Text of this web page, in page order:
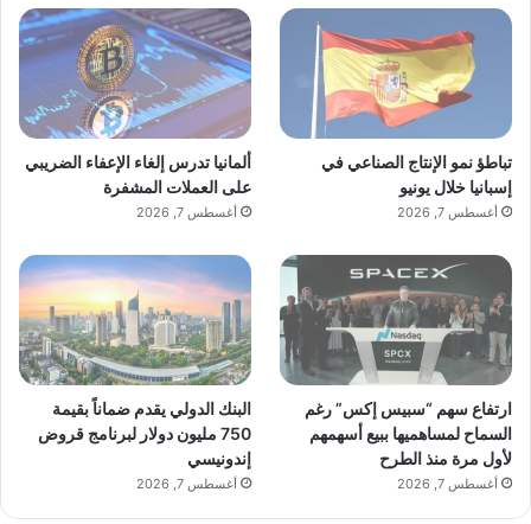
تباطؤ نمو الإنتاج الصناعي في
إسبانيا خلال يونيو
أغسطس 7, 2026
ألمانيا تدرس إلغاء الإعفاء الضريبي
على العملات المشفرة
أغسطس 7, 2026
ارتفاع سهم “سبيس إكس” رغم
السماح لمساهميها ببيع أسهمهم
لأول مرة منذ الطرح
أغسطس 7, 2026
البنك الدولي يقدم ضماناً بقيمة
750 مليون دولار لبرنامج قروض
إندونيسي
أغسطس 7, 2026